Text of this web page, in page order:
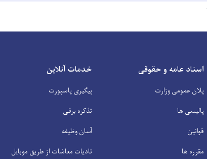
اسناد عامه و حقوقی
پلان عمومی وزارت
پالیسی ها
قوانین
مقرره ها
خدمات آنلاین
پیگیری پاسپورت
تذکره برقی
آسان وظیفه
تادیات معاشات از طریق موبایل